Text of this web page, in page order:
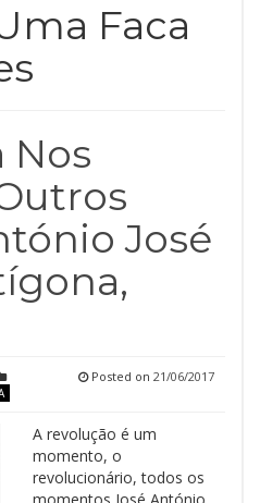
Faca
Nos
José
Posted on 21/06/2017
A revolução é um
momento, o
revolucionário, todos os